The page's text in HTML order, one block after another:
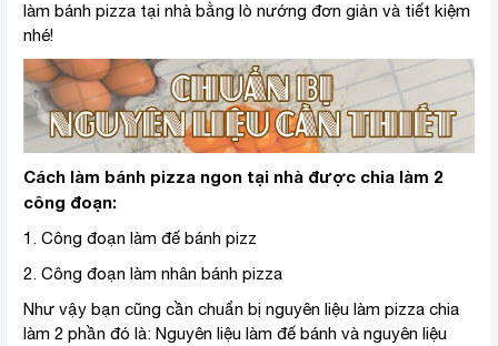
làm bánh pizza tại nhà bằng lò nướng đơn giản và tiết kiệm
nhé!
Cách làm bánh pizza ngon tại nhà được chia làm 2
công đoạn:
1. Công đoạn làm đế bánh pizz
2. Công đoạn làm nhân bánh pizza
Như vậy bạn cũng cần chuẩn bị nguyên liệu làm pizza chia
làm 2 phần đó là: Nguyên liệu làm đế bánh và nguyên liệu